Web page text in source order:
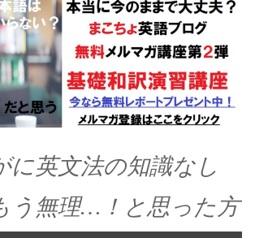
に英文法の知識なし
う無理…！と思った方